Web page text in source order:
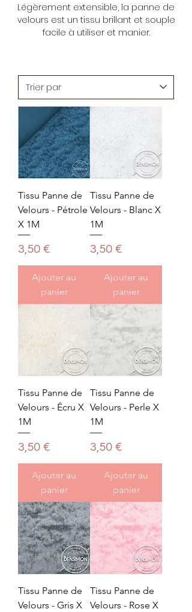
Légèrement extensible, la panne de
velours est un tissu brillant et souple
facile à utiliser et manier.
Tissu Panne de
Velours - Pétrole
X 1M
Prix
3,50 €
Ajouter au
panier
Tissu Panne de
Velours - Blanc X
1M
Prix
3,50 €
Ajouter au
panier
Tissu Panne de
Velours - Écru X
1M
Prix
3,50 €
Ajouter au
panier
Tissu Panne de
Velours - Perle X
1M
Prix
3,50 €
Ajouter au
panier
Tissu Panne de
Velours - Gris X
Tissu Panne de
Velours - Rose X